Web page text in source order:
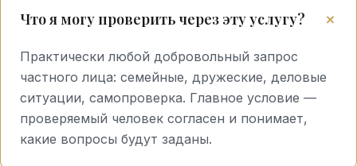
Что я могу проверить через эту услугу?
Практически любой добровольный запрос
частного лица: семейные, дружеские, деловые
ситуации, самопроверка. Главное условие —
проверяемый человек согласен и понимает,
какие вопросы будут заданы.